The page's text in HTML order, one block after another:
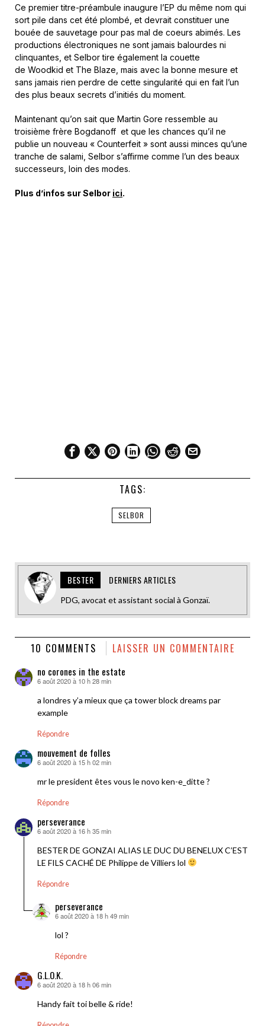
Ce premier titre-préambule inaugure l’EP du même nom qui
sort pile dans cet été plombé, et devrait constituer une
bouée de sauvetage pour pas mal de coeurs abimés. Les
productions électroniques ne sont jamais balourdes ni
clinquantes, et Selbor tire également la couette
de Woodkid et The Blaze, mais avec la bonne mesure et
sans jamais rien perdre de cette singularité qui en fait l’un
des plus beaux secrets d’initiés du moment.
Maintenant qu’on sait que Martin Gore ressemble au
troisième frère Bogdanoff et que les chances qu’il ne
publie un nouveau « Counterfeit » sont aussi minces qu’une
tranche de salami, Selbor s’affirme comme l’un des beaux
successeurs, loin des modes.
Plus d’infos sur Selbor ici.
TAGS:
SELBOR
BESTER DERNIERS ARTICLES
PDG, avocat et assistant social à Gonzaï.
10 COMMENTS LAISSER UN COMMENTAIRE
no corones in the estate
dit :
6 août 2020 à 10 h 28 min
a londres y’a mieux que ça tower block dreams par
example
Répondre
mouvement de folles
dit :
6 août 2020 à 15 h 02 min
mr le president êtes vous le novo ken-e_ditte ?
Répondre
perseverance
dit :
6 août 2020 à 16 h 35 min
BESTER DE GONZAI ALIAS LE DUC DU BENELUX C’EST
LE FILS CACHÉ DE Philippe de Villiers lol
Répondre
perseverance
dit :
6 août 2020 à 18 h 49 min
lol ?
Répondre
G.L.O.K.
dit :
6 août 2020 à 18 h 06 min
Handy fait toi belle & ride!